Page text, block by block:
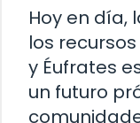
Hoy en día,
los
y Éufrates
un futuro